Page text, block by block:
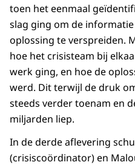
toen het eenmaal
slag ging om de
oplossing te verspreiden.
hoe het crisisteam bij
werk ging, en hoe de
werd. Dit terwijl de druk
steeds verder toenam en
miljarden liep.
In de derde aflevering
(crisiscoördinator) en